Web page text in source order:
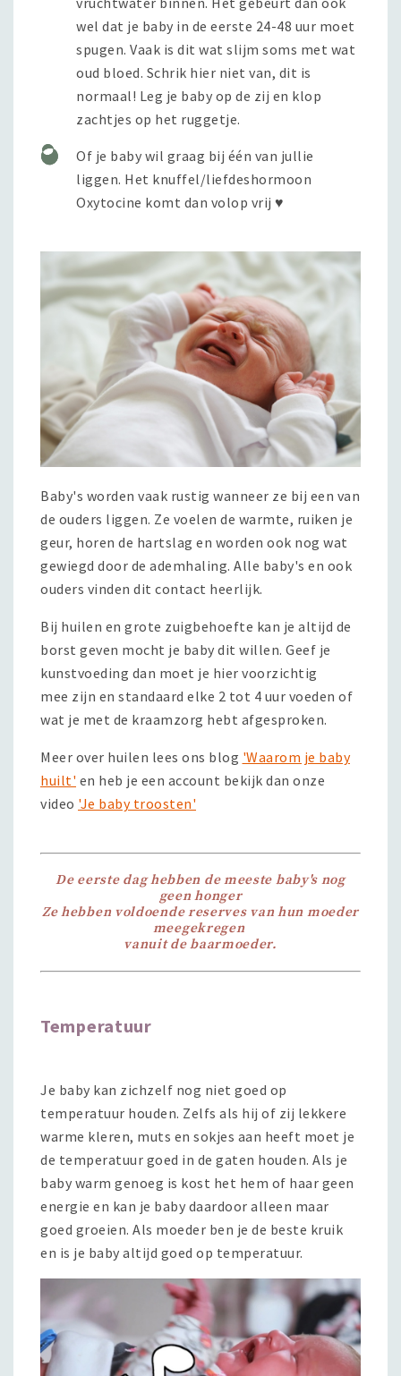
wel dat je baby in de eerste 24-48 uur moet
spugen. Vaak is dit wat slijm soms met wat
oud bloed. Schrik hier niet van, dit is
normaal! Leg je baby op de zij en klop
zachtjes op het ruggetje.
Of je baby wil graag bij één van jullie
liggen. Het knuffel/liefdeshormoon
Oxytocine komt dan volop vrij ♥
Baby's worden vaak rustig wanneer ze bij een van
de ouders liggen. Ze voelen de warmte, ruiken je
geur, horen de hartslag en worden ook nog wat
gewiegd door de ademhaling. Alle baby's en ook
ouders vinden dit contact heerlijk.
Bij huilen en grote zuigbehoefte kan je altijd de
borst geven mocht je baby dit willen. Geef je
kunstvoeding dan moet je hier voorzichtig
mee zijn en standaard elke 2 tot 4 uur voeden of
wat je met de kraamzorg hebt afgesproken.
Meer over huilen lees ons blog 'Waarom je baby
huilt' en heb je een account bekijk dan onze
video 'Je baby troosten'
De eerste dag hebben de meeste baby's nog
geen honger
Ze hebben voldoende reserves van hun moeder
meegekregen
vanuit de baarmoeder.
Temperatuur
Je baby kan zichzelf nog niet goed op
temperatuur houden. Zelfs als hij of zij lekkere
warme kleren, muts en sokjes aan heeft moet je
de temperatuur goed in de gaten houden. Als je
baby warm genoeg is kost het hem of haar geen
energie en kan je baby daardoor alleen maar
goed groeien. Als moeder ben je de beste kruik
en is je baby altijd goed op temperatuur.